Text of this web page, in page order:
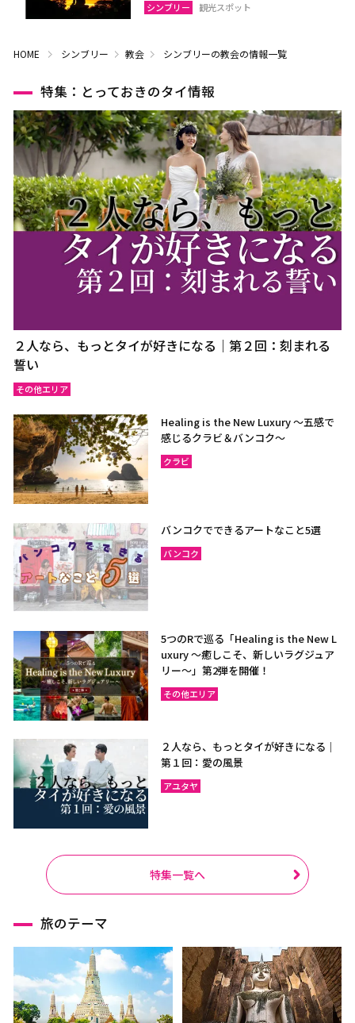
シンブリー 観光スポット
HOME シンブリー 教会 シンブリーの教会の情報一覧
特集：とっておきのタイ情報
２人なら、もっとタイが好きになる｜第２回：刻まれる
誓い
その他エリア
Healing is the New Luxury ～五感で
感じるクラビ＆バンコク～
クラビ
バンコクでできるアートなこと5選
バンコク
5つのRで巡る「Healing is the New L
uxury ～癒しこそ、新しいラグジュア
リー〜」第2弾を開催！
その他エリア
２人なら、もっとタイが好きになる｜
第１回：愛の風景
アユタヤ
特集一覧へ
旅のテーマ